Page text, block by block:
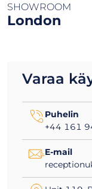
SHOWROOM
London
Varaa
Puhelin
+44 161
E-mail